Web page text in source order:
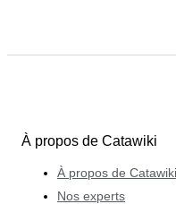
À propos de Catawiki
À propos de Catawiki
Nos experts